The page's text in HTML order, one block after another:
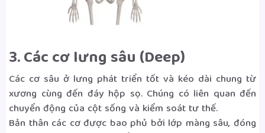
3. Các cơ lưng sâu (Deep)
Các cơ sâu ở lưng phát triển tốt và kéo dài chung từ
xương cùng đến đáy hộp sọ. Chúng có liên quan đến
chuyển động của cột sống và kiểm soát tư thế.
Bản thân các cơ được bao phủ bởi lớp màng sâu, đóng